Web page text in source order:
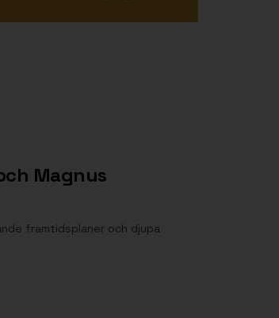
Magnus
framtidsplaner och djupa